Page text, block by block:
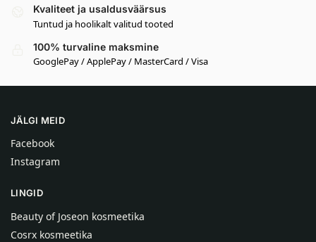
Kvaliteet ja usaldusväärsus
Tuntud ja hoolikalt valitud tooted
100% turvaline maksmine
GooglePay / ApplePay / MasterCard / Visa
JÄLGI MEID
Facebook
Instagram
LINGID
Beauty of Joseon kosmeetika
Cosrx kosmeetika